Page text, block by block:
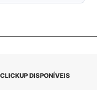
DISPONÍVEIS